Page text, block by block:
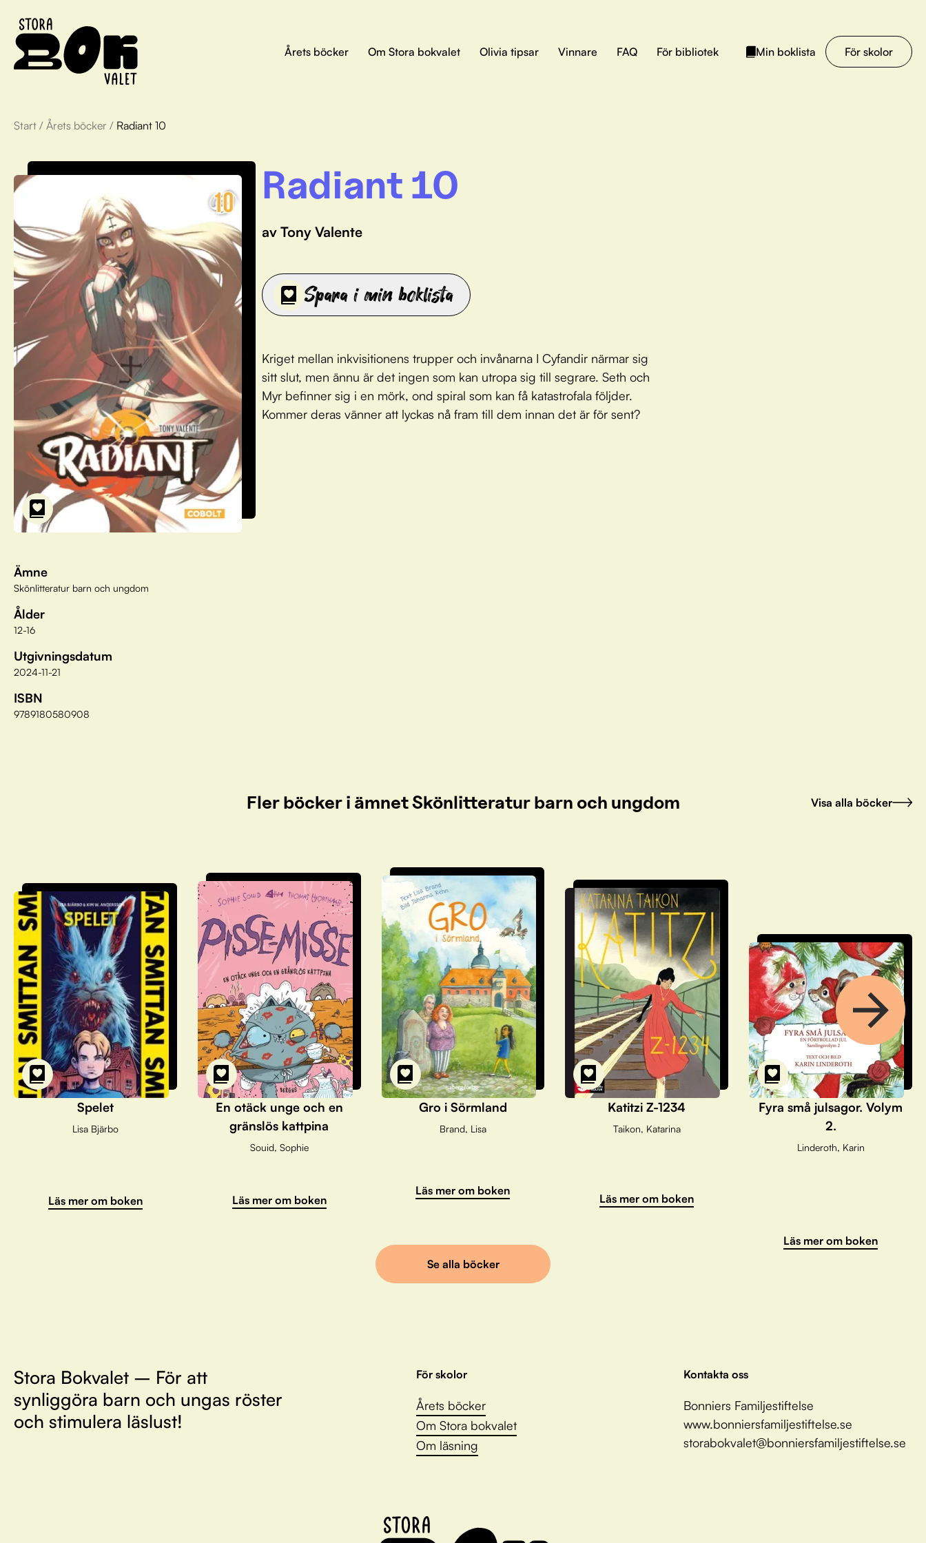
Årets böcker Om Stora bokvalet Olivia tipsar Vinnare FAQ För bibliotek Min boklista För skolor
Start / Årets böcker / Radiant 10
Ämne
Skönlitteratur barn och ungdom
Ålder
12-16
Utgivningsdatum
2024-11-21
ISBN
9789180580908
Radiant 10
av Tony Valente
Spara i min boklista
Kriget mellan inkvisitionens trupper och invånarna I Cyfandir närmar sig
sitt slut, men ännu är det ingen som kan utropa sig till segrare. Seth och
Myr befinner sig i en mörk, ond spiral som kan få katastrofala följder.
Kommer deras vänner att lyckas nå fram till dem innan det är för sent?
Fler böcker i ämnet Skönlitteratur barn och ungdom Visa alla böcker
Spelet
Lisa Bjärbo
Läs mer om boken
En otäck unge och en
gränslös kattpina
Souid, Sophie
Läs mer om boken
Gro i Sörmland
Brand, Lisa
Läs mer om boken
Katitzi Z-1234
Taikon, Katarina
Läs mer om boken
Fyra små julsagor. Volym
2.
Linderoth, Karin
Läs mer om boken
Se alla böcker
Stora Bokvalet – För att
synliggöra barn och ungas röster
och stimulera läslust!
För skolor
Årets böcker
Om Stora bokvalet
Om läsning
Kontakta oss
Bonniers Familjestiftelse
www.bonniersfamiljestiftelse.se
storabokvalet@bonniersfamiljestiftelse.se